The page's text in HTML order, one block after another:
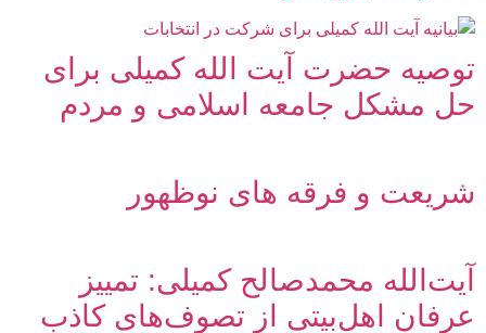
توصیه حضرت آیت الله کمیلی برای
حل مشکل جامعه اسلامی و مردم
شریعت و فرقه های نوظهور
آیت‌الله محمدصالح کمیلی: تمییز
عرفان اهل‌بیتی از تصوف‌های کاذب